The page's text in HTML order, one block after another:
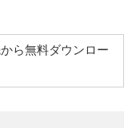
ら無料ダウンロー